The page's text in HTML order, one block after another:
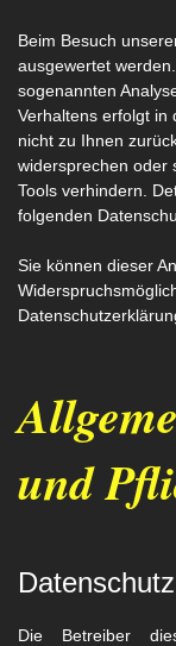
Beim Besuch
ausgewertet
sogenannten
Verhaltens erfolgt in
nicht zu Ihnen
widersprechen oder
Tools verhindern.
folgenden
Sie können dieser
und
Datenschutz
Die Betreiber